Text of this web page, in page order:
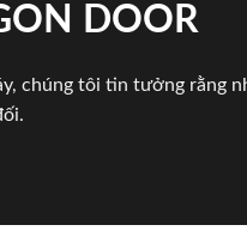
DOOR
chúng tôi tin tưởng rằng